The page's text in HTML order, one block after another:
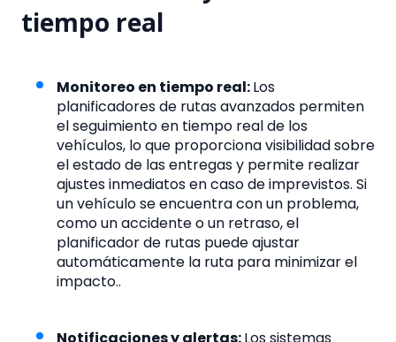
tiempo real
Monitoreo en tiempo real:Los
planificadores de rutas avanzados permiten
el seguimiento en tiempo real de los
vehículos, lo que proporciona visibilidad sobre
el estado de las entregas y permite realizar
ajustes inmediatos en caso de imprevistos. Si
un vehículo se encuentra con un problema,
como un accidente o un retraso, el
planificador de rutas puede ajustar
automáticamente la ruta para minimizar el
impacto..